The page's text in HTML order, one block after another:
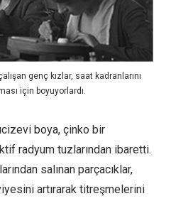
genç kızlar, saat kadranlarını
için boyuyorlardı.
boya, çinko bir
radyum tuzlarından ibaretti.
salınan parçacıklar,
artırarak titreşmelerini